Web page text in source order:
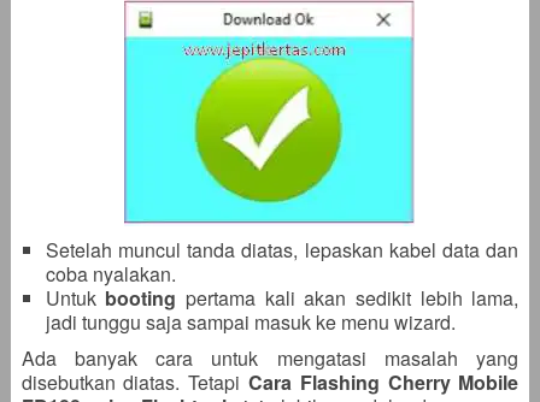
Setelah muncul tanda diatas, lepaskan kabel data dan
coba nyalakan.
Untuk booting pertama kali akan sedikit lebih lama,
jadi tunggu saja sampai masuk ke menu wizard.
Ada banyak cara untuk mengatasi masalah yang
disebutkan diatas. Tetapi Cara Flashing Cherry Mobile